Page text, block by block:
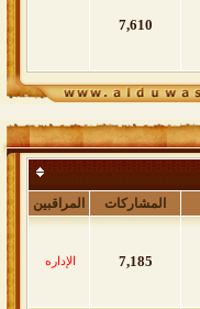
7,610
المشاركات المراقبين
بموقع الدواسر الرسمي والتي تنشر
7,185 الإداره